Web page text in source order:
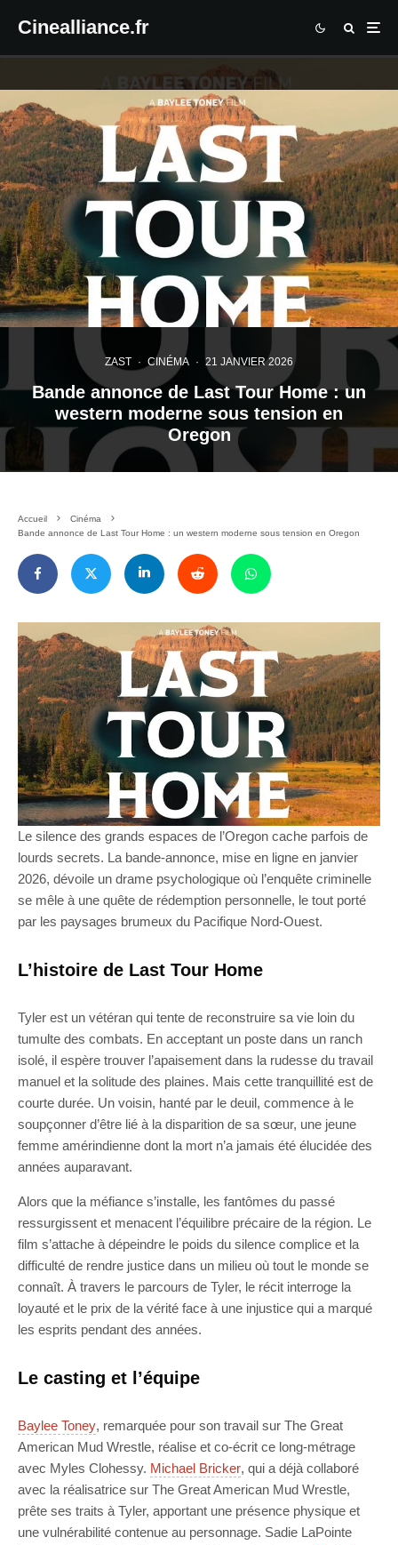
Cinealliance.fr
ZAST · CINÉMA · 21 JANVIER 2026
Bande annonce de Last Tour Home : un
western moderne sous tension en
Oregon
Accueil
Cinéma
Bande annonce de Last Tour Home : un western moderne sous tension en Oregon
Le silence des grands espaces de l’Oregon cache parfois de
lourds secrets. La bande-annonce, mise en ligne en janvier
2026, dévoile un drame psychologique où l’enquête criminelle
se mêle à une quête de rédemption personnelle, le tout porté
par les paysages brumeux du Pacifique Nord-Ouest.
L’histoire de Last Tour Home
Tyler est un vétéran qui tente de reconstruire sa vie loin du
tumulte des combats. En acceptant un poste dans un ranch
isolé, il espère trouver l’apaisement dans la rudesse du travail
manuel et la solitude des plaines. Mais cette tranquillité est de
courte durée. Un voisin, hanté par le deuil, commence à le
soupçonner d’être lié à la disparition de sa sœur, une jeune
femme amérindienne dont la mort n’a jamais été élucidée des
années auparavant.
Alors que la méfiance s’installe, les fantômes du passé
ressurgissent et menacent l’équilibre précaire de la région. Le
film s’attache à dépeindre le poids du silence complice et la
difficulté de rendre justice dans un milieu où tout le monde se
connaît. À travers le parcours de Tyler, le récit interroge la
loyauté et le prix de la vérité face à une injustice qui a marqué
les esprits pendant des années.
Le casting et l’équipe
Baylee Toney, remarquée pour son travail sur The Great
American Mud Wrestle, réalise et co-écrit ce long-métrage
avec Myles Clohessy. Michael Bricker, qui a déjà collaboré
avec la réalisatrice sur The Great American Mud Wrestle,
prête ses traits à Tyler, apportant une présence physique et
une vulnérabilité contenue au personnage. Sadie LaPointe